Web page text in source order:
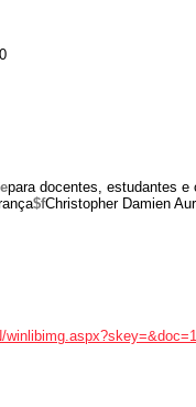
para docentes, estudantes e
$fChristopher Damien